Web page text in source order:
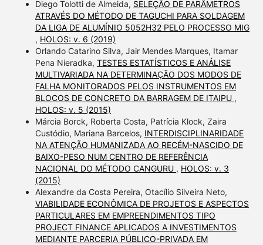
Diego Tolotti de Almeida, SELEÇÃO DE PARÂMETROS
ATRAVÉS DO MÉTODO DE TAGUCHI PARA SOLDAGEM
DA LIGA DE ALUMÍNIO 5052H32 PELO PROCESSO MIG
, HOLOS: v. 6 (2019)
Orlando Catarino Silva, Jair Mendes Marques, Itamar
Pena Nieradka, TESTES ESTATÍSTICOS E ANÁLISE
MULTIVARIADA NA DETERMINAÇÃO DOS MODOS DE
FALHA MONITORADOS PELOS INSTRUMENTOS EM
BLOCOS DE CONCRETO DA BARRAGEM DE ITAIPU ,
HOLOS: v. 5 (2015)
Márcia Borck, Roberta Costa, Patrícia Klock, Zaira
Custódio, Mariana Barcelos, INTERDISCIPLINARIDADE
NA ATENÇÃO HUMANIZADA AO RECÉM-NASCIDO DE
BAIXO-PESO NUM CENTRO DE REFERÊNCIA
NACIONAL DO MÉTODO CANGURU , HOLOS: v. 3
(2015)
Alexandre da Costa Pereira, Otacílio Silveira Neto,
VIABILIDADE ECONÔMICA DE PROJETOS E ASPECTOS
PARTICULARES EM EMPREENDIMENTOS TIPO
PROJECT FINANCE APLICADOS A INVESTIMENTOS
MEDIANTE PARCERIA PÚBLICO-PRIVADA EM